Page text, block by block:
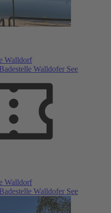
Walldorf
Walldofer See
Walldorf
Walldofer See